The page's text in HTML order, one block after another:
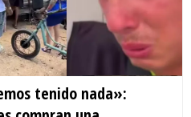
tenido nada»: